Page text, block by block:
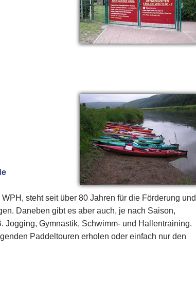
steht seit über 80 Jahren für die Förderung und
Daneben gibt es aber auch, je nach Saison,
Gymnastik, Schwimm- und Hallentraining.
Paddeltouren erholen oder einfach nur den